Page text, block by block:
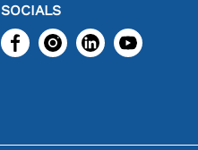
SOCIALS